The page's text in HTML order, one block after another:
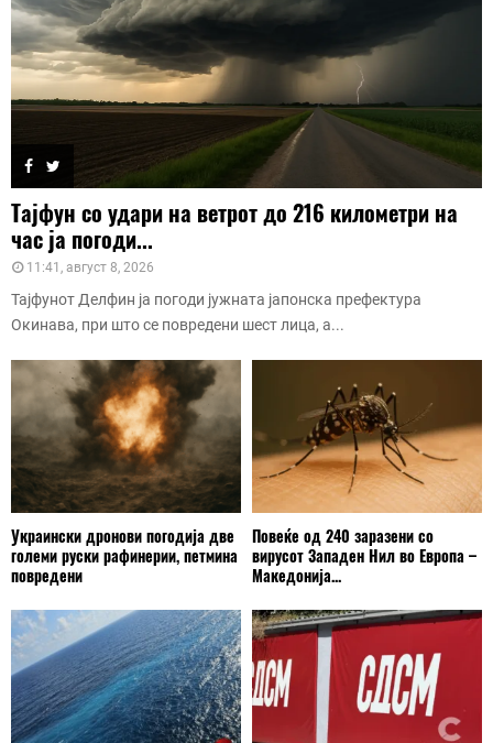
Тајфун со удари на ветрот до 216 километри на
час ја погоди...
11:41, август 8, 2026
Тајфунот Делфин ја погоди јужната јапонска префектура
Окинава, при што се повредени шест лица, а...
Украински дронови погодија две
големи руски рафинерии, петмина
повредени
Повеќе од 240 заразени со
вирусот Западен Нил во Европа –
Македонија...